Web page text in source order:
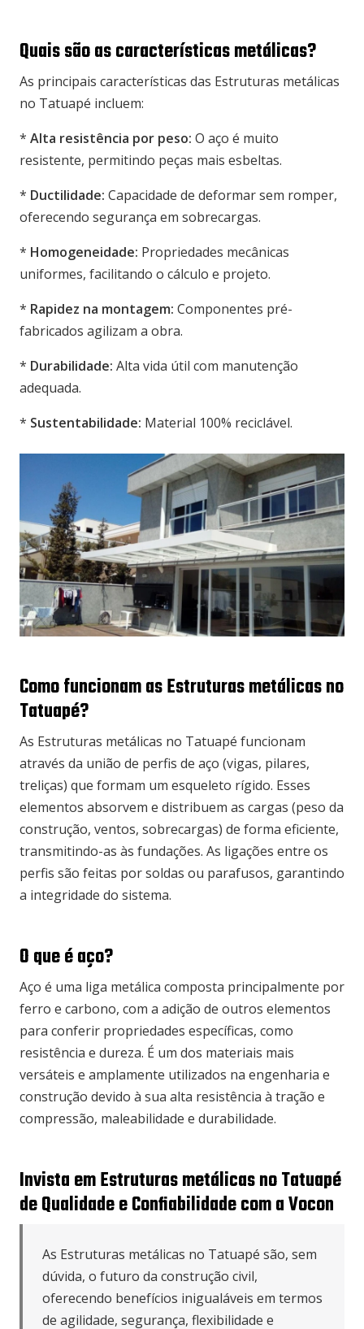
Quais são as características metálicas?
As principais características das Estruturas metálicas
no Tatuapé incluem:
* Alta resistência por peso: O aço é muito
resistente, permitindo peças mais esbeltas.
* Ductilidade: Capacidade de deformar sem romper,
oferecendo segurança em sobrecargas.
* Homogeneidade: Propriedades mecânicas
uniformes, facilitando o cálculo e projeto.
* Rapidez na montagem: Componentes pré-
fabricados agilizam a obra.
* Durabilidade: Alta vida útil com manutenção
adequada.
* Sustentabilidade: Material 100% reciclável.
Como funcionam as Estruturas metálicas no
Tatuapé?
As Estruturas metálicas no Tatuapé funcionam
através da união de perfis de aço (vigas, pilares,
treliças) que formam um esqueleto rígido. Esses
elementos absorvem e distribuem as cargas (peso da
construção, ventos, sobrecargas) de forma eficiente,
transmitindo-as às fundações. As ligações entre os
perfis são feitas por soldas ou parafusos, garantindo
a integridade do sistema.
O que é aço?
Aço é uma liga metálica composta principalmente por
ferro e carbono, com a adição de outros elementos
para conferir propriedades específicas, como
resistência e dureza. É um dos materiais mais
versáteis e amplamente utilizados na engenharia e
construção devido à sua alta resistência à tração e
compressão, maleabilidade e durabilidade.
Invista em Estruturas metálicas no Tatuapé
de Qualidade e Confiabilidade com a Vocon
As Estruturas metálicas no Tatuapé são, sem
dúvida, o futuro da construção civil,
oferecendo benefícios inigualáveis em termos
de agilidade, segurança, flexibilidade e